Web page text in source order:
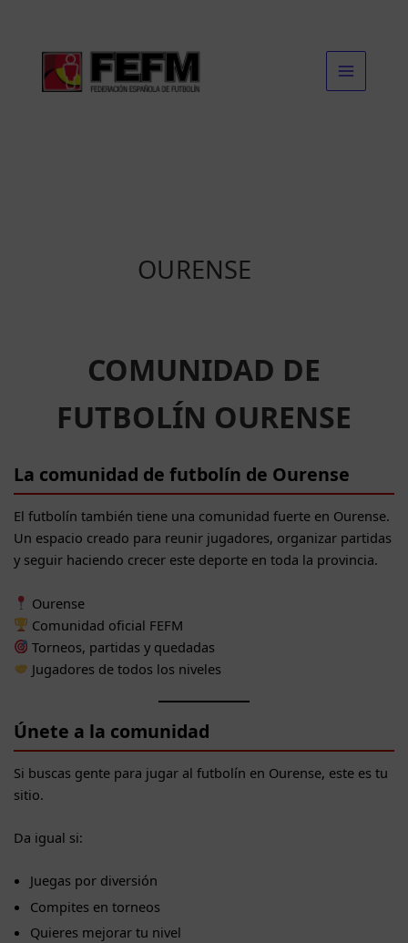
contenido
OURENSE
COMUNIDAD DE
FUTBOLÍN OURENSE
La comunidad de futbolín de Ourense
El futbolín también tiene una comunidad fuerte en Ourense.
Un espacio creado para reunir jugadores, organizar partidas
y seguir haciendo crecer este deporte en toda la provincia.
Ourense
Comunidad oficial FEFM
Torneos, partidas y quedadas
Jugadores de todos los niveles
Únete a la comunidad
Si buscas gente para jugar al futbolín en Ourense, este es tu
sitio.
Da igual si:
Juegas por diversión
Compites en torneos
Quieres mejorar tu nivel